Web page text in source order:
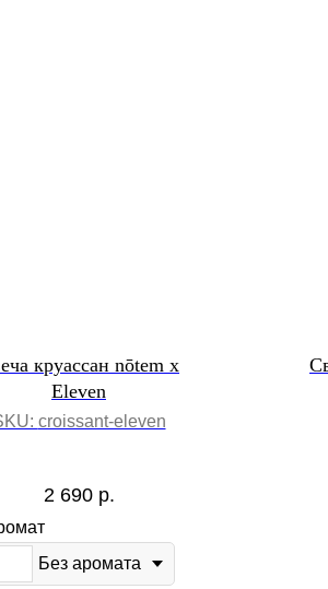
круассан nōtem x
Eleven
croissant-eleven
2 690 р.
Без аромата